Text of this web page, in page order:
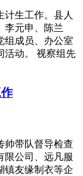
计生工作。县人
李元申、陈兰
组成员、办公室
活动。 视察组先
帅带队督导检查
限公司、远凡服
镇友缘制衣等企